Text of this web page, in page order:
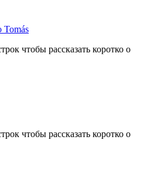
Tomás
чтобы рассказать коротко о
чтобы рассказать коротко о